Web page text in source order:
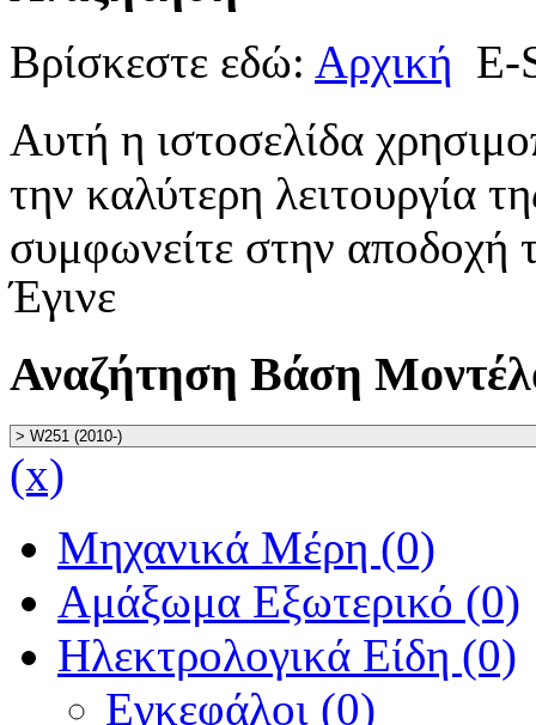
Βρίσκεστε εδώ: Αρχική E-
Αυτή η ιστοσελίδα
την καλύτερη λειτουργία
συμφωνείτε στην αποδοχή
Έγινε
Αναζήτηση Βάση
(x)
Μηχανικά Μέρη (0)
Αμάξωμα Εξωτερικό (0)
Ηλεκτρολογικά Είδη (0)
Εγκεφάλοι (0)